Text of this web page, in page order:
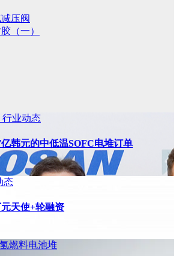
压阀
（一）
行业动态
韩元的中低温SOFC电堆订单
态
天使+轮融资
氢燃料电池堆